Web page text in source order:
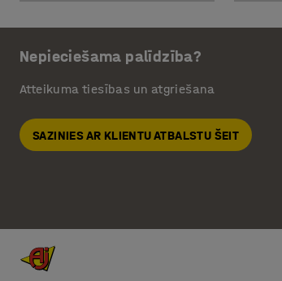
Nepieciešama palīdzība?
Atteikuma tiesības un atgriešana
SAZINIES AR KLIENTU ATBALSTU ŠEIT